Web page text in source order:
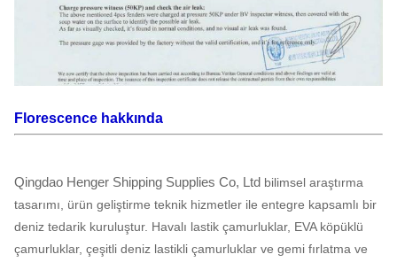
Florescence hakkında
Qingdao Henger Shipping Supplies Co, Ltd bilimsel araştırma
tasarımı, ürün geliştirme teknik hizmetler ile entegre kapsamlı bir
deniz tedarik kuruluştur. Havalı lastik çamurluklar, EVA köpüklü
çamurluklar, çeşitli deniz lastikli çamurluklar ve gemi fırlatma ve